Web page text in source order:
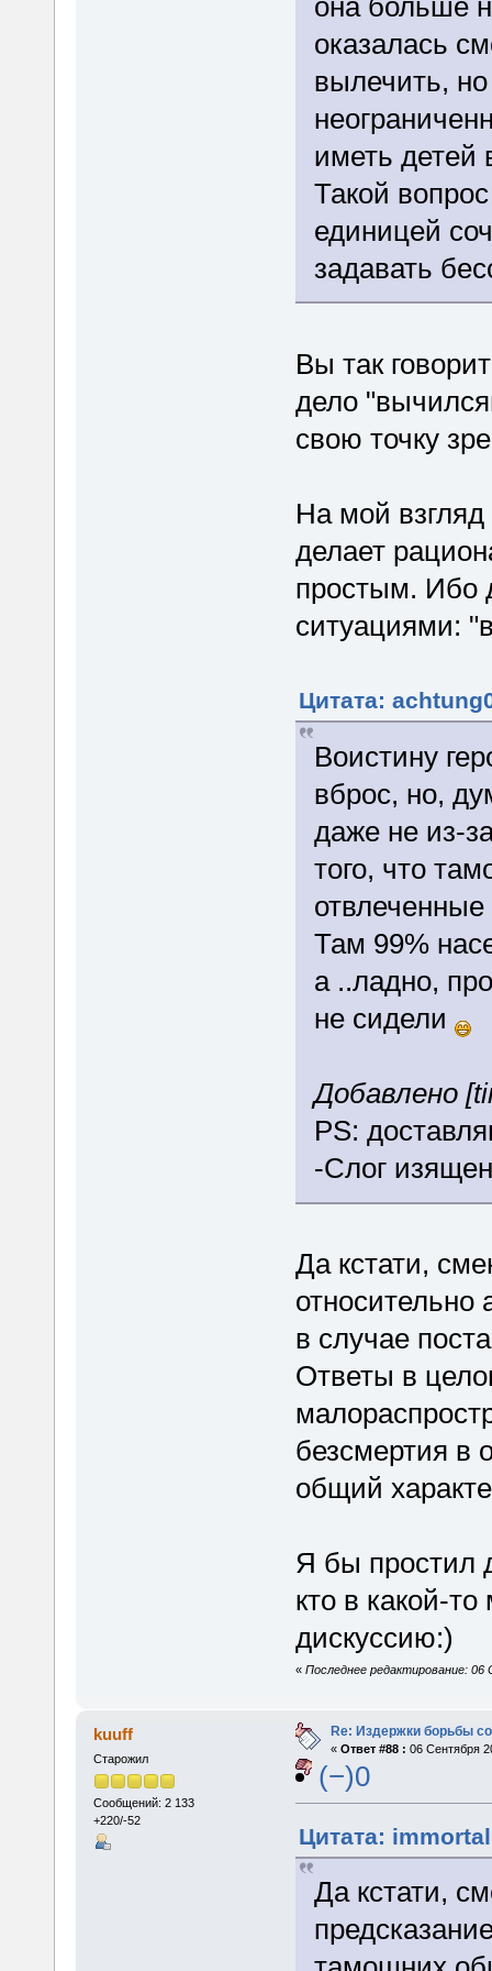
оказалась
вылечить,
иметь
Такой
единицей
задавать
Вы так
дело
свою точку
На мой взгляд
делает
простым. Ибо
ситуациями:
Цитата:
Воистину
вброс, но,
даже не из-
того, что
Там 99%
а ..ладно,
не сидели
Добавлено
PS:
-Слог
Да кстати,
относительно
в случае
Ответы в
безсмертия в
общий
Я бы простил
кто в какой-
дискуссию:)
« Последнее редактирование:
kuuff
Старожил
Сообщений: 2 133
+220/-52
Re: Издержки борьбы
« Ответ #88 : 06 Сентября
(−)0
Цитата:
Да кстати,